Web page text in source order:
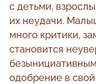
с детьми,
их неудачи.
много критики,
становится
одобрение в